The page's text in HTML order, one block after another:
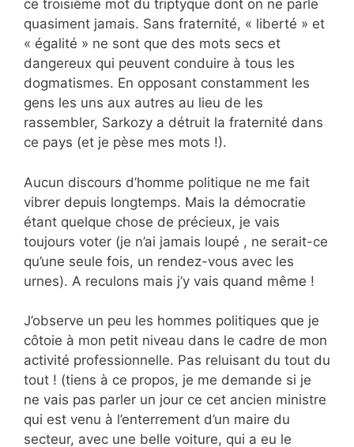
ce troisième mot du triptyque dont on ne parle
quasiment jamais. Sans fraternité, « liberté » et
« égalité » ne sont que des mots secs et
dangereux qui peuvent conduire à tous les
dogmatismes. En opposant constamment les
gens les uns aux autres au lieu de les
rassembler, Sarkozy a détruit la fraternité dans
ce pays (et je pèse mes mots !).
Aucun discours d’homme politique ne me fait
vibrer depuis longtemps. Mais la démocratie
étant quelque chose de précieux, je vais
toujours voter (je n’ai jamais loupé , ne serait-ce
qu’une seule fois, un rendez-vous avec les
urnes). A reculons mais j’y vais quand même !
J’observe un peu les hommes politiques que je
côtoie à mon petit niveau dans le cadre de mon
activité professionnelle. Pas reluisant du tout du
tout ! (tiens à ce propos, je me demande si je
ne vais pas parler un jour ce cet ancien ministre
qui est venu à l’enterrement d’un maire du
secteur, avec une belle voiture, qui a eu le